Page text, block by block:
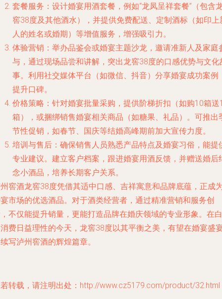
套餐服务：设计婚宴用酒套餐，例如“龙凤呈祥套餐”（包含
窖38度及其他酒水），并提供免费配送、定制酒标（如印上
人的姓名或婚期）等增值服务，增强吸引力。
体验营销：举办品鉴会或婚宴主题沙龙，邀请准新人及家庭
与，通过现场品尝和讲解，突出龙窖38度的口感优势与文化
事。利用社交媒体平台（如微信、抖音）分享婚宴成功案例
提升口碑。
价格策略：针对婚宴批量采购，提供阶梯折扣（如购10箱送
箱），或捆绑销售婚宴相关商品（如糖果、礼品）。可推出
节性促销，如春节、国庆等结婚高峰期前加大宣传力度。
培训与售后：确保销售人员熟悉产品特点及婚宴习俗，能提
专业建议。建立客户档案，跟进婚宴用酒反馈，并赠送婚后
念小酒品，培养长期客户关系。
窖酒龙窖38度凭借其适中口感、吉祥寓意和品牌底蕴，正成
市场的优选酒品。对于酒类经营者，通过精准营销和服务创
不仅能提升销量，更能打造品牌在婚庆领域的专业形象。在白
费日益理性的今天，龙窖38度以其平衡之美，有望在婚宴盛
写泸州窖酒的辉煌篇章。
转载，请注明出处：http://www.cz5179.com/product/32.html